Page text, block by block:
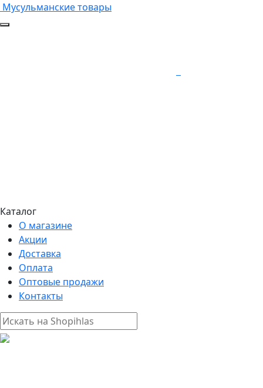
Мусульманские товары
Каталог
О магазине
Акции
Доставка
Оплата
Оптовые продажи
Контакты